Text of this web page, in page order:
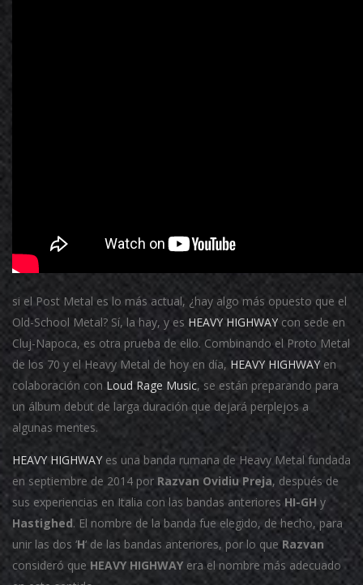
si el Post Metal es lo más actual, ¿hay algo más opuesto que el
Old-School Metal? Sí, la hay, y es HEAVY HIGHWAY con sede en
Cluj-Napoca, es otra prueba de ello. Combinando el Proto Metal
de los 70 y el Heavy Metal de hoy en día, HEAVY HIGHWAY en
colaboración con Loud Rage Music, se están preparando para
un álbum debut de larga duración que dejará perplejos a
algunas mentes.
HEAVY HIGHWAYes una banda rumana de Heavy Metal fundada
en septiembre de 2014 por Razvan Ovidiu Preja, después de
sus experiencias en Italia con las bandas anteriores HI-GH y
Hastighed. El nombre de la banda fue elegido, de hecho, para
unir las dos ‘H‘ de las bandas anteriores, por lo que Razvan
consideró que HEAVY HIGHWAY era el nombre más adecuado